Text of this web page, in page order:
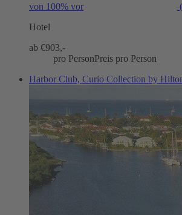
von 100% vor
Hotel
ab €903,-
pro PersonPreis pro Person
Harbor Club, Curio Collection by